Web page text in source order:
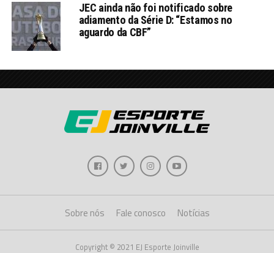
JEC ainda não foi notificado sobre
adiamento da Série D: “Estamos no
aguardo da CBF”
Sobre nós Fale conosco Notícias
Copyright © 2021 EJ Esporte Joinville